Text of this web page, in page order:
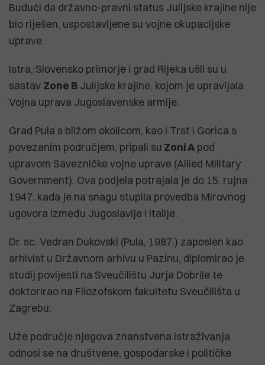
Budući da državno-pravni status Julijske krajine nije
bio riješen, uspostavljene su vojne okupacijske
uprave.
Istra, Slovensko primorje i grad Rijeka ušli su u
sastav Zone B Julijske krajine, kojom je upravljala
Vojna uprava Jugoslavenske armije.
Grad Pula s bližom okolicom, kao i Trst i Gorica s
povezanim područjem, pripali su Zoni A pod
upravom Savezničke vojne uprave (Allied Military
Government). Ova podjela potrajala je do 15. rujna
1947. kada je na snagu stupila provedba Mirovnog
ugovora između Jugoslavije i Italije.
Dr. sc. Vedran Dukovski (Pula, 1987.) zaposlen kao
arhivist u Državnom arhivu u Pazinu, diplomirao je
studij povijesti na Sveučilištu Jurja Dobrile te
doktorirao na Filozofskom fakultetu Sveučilišta u
Zagrebu.
Uže područje njegova znanstvena istraživanja
odnosi se na društvene, gospodarske i političke